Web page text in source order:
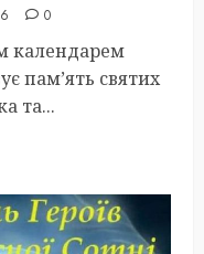
0
календарем
пам’ять святих
та...